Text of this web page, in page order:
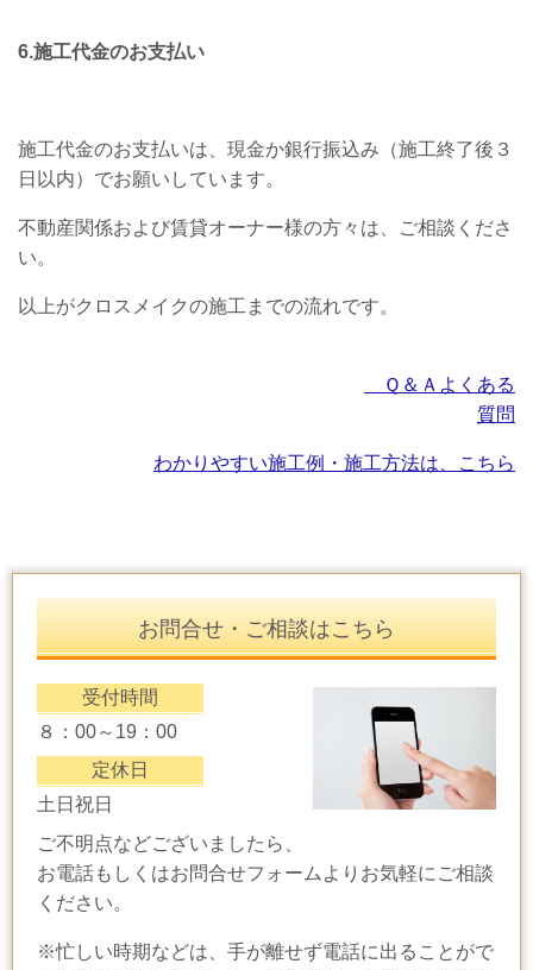
6.施工代金のお支払い
施工代金のお支払いは、現金か銀行振込み（施工終了後３
日以内）でお願いしています。
不動産関係および賃貸オーナー様の方々は、ご相談くださ
い。
以上がクロスメイクの施工までの流れです。
Ｑ＆Ａよくある
質問
わかりやすい施工例・施工方法は、こちら
お問合せ・ご相談はこちら
受付時間
８：00～19：00
定休日
土日祝日
ご不明点などございましたら、
お電話もしくはお問合せフォームよりお気軽にご相談
ください。
※忙しい時期などは、手が離せず電話に出ることがで